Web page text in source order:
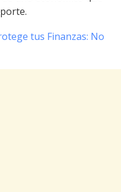
tus Finanzas: No